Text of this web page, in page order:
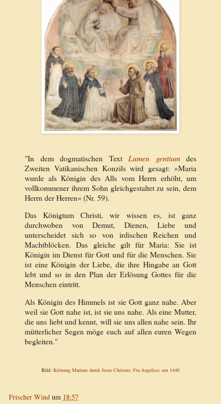
"In dem dogmatischen Text Lumen gentiumdes
Zweiten Vatikanischen Konzils wird gesagt: »Maria
wurde als Königin des Alls vom Herrn erhöht, um
vollkommener ihrem Sohn gleichgestaltet zu sein, dem
Herrn der Herren« (Nr. 59).
Das Königtum Christi, wir wissen es, ist
ganz
durchwoben von Demut, Dienen, Liebe und
unterscheidet sich so von irdischen Reichen und
Machtblöcken. Das gleiche gilt für Maria: Sie ist
Königin im Dienst für Gott und für die Menschen. Sie
ist eine Königin der Liebe, die ihre Hingabe an Gott
lebt und so in den Plan der Erlösung Gottes für die
Menschen eintritt.
Als Königin des Himmels ist sie Gott ganz nahe. Aber
weil sie Gott nahe ist, ist sie uns nahe. Als eine Mutter,
die uns liebt und kennt, will sie uns allen nahe sein. Ihr
mütterlicher Segen möge euch auf allen euren Wegen
begleiten."
Bild: Krönung Mariens durch Jesus Christus; Fra Angelico; um 1440
Frischer Wind um 18:57